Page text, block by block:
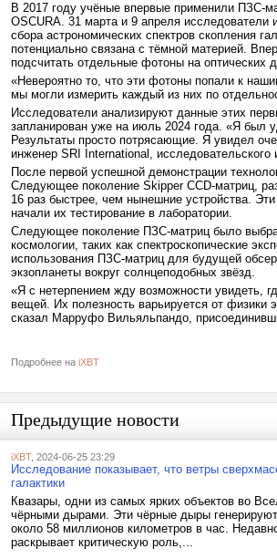
В 2017 году учёные впервые применили ПЗС-
OSCURA. 31 марта и 9 апреля
сбора астрономических спектров скопления
потенциально связана с тёмной материей.
подсчитать отдельные фотоны на оптических
«Невероятно то, что эти фотоны попали к
мы могли измерить каждый из них по
Исследователи анализируют данные этих
запланирован уже на июль 2024 года. «Я был
Результаты просто потрясающие. Я увидел
инженер SRI International,
После первой успешной демонстрации
Следующее поколение Skipper CCD-матриц,
16 раз быстрее, чем нынешние устройства.
начали их тестирование в лаборатории.
Следующее поколение ПЗС-матриц было
космологии, таких как спектроскопические
использования ПЗС-матриц для будущей
экзопланеты вокруг солнцеподобных звёзд.
«Я с нетерпением жду возможности увидеть,
вещей. Их полезность варьируется от физики
сказал Марруфо Вильяльпандо,
Подробнее на iXBT
Предыдущие новости
iXBT, 2024-06-25 23:29
Исследование показывает, что ветры
галактики
Квазары, одни из самых ярких объектов во
чёрными дырами. Эти чёрные дыры
около 58 миллионов километров в час.
раскрывает критическую роль,...